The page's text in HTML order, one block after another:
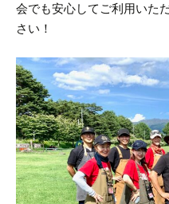
会でも安心してご利用いた
さい！